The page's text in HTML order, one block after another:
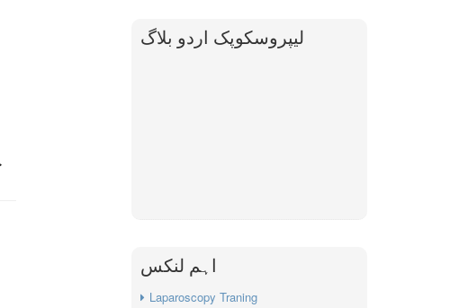
لیپروسکوپک اردو بلاگ
اہم لنکس
Laparoscopy Traning